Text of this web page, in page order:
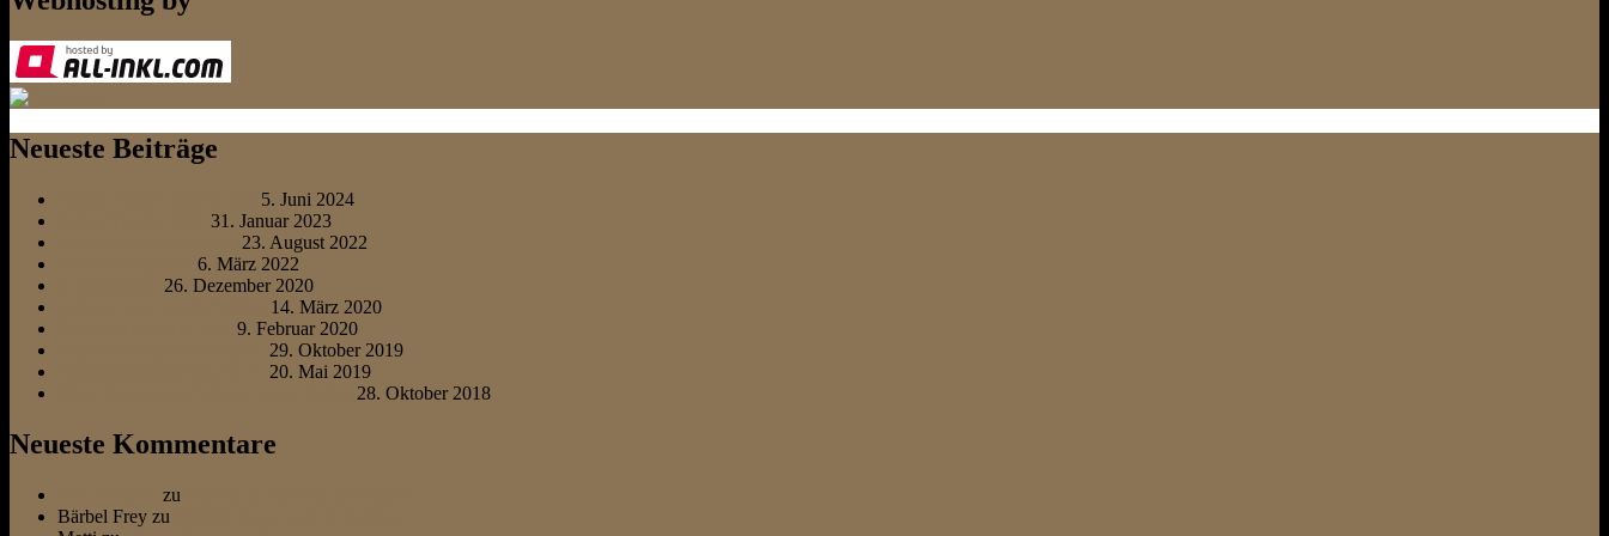
Neueste Beiträge
5. Juni 2024
31. Januar 2023
23. August 2022
6. März 2022
26. Dezember 2020
14. März 2020
9. Februar 2020
29. Oktober 2019
20. Mai 2019
28. Oktober 2018
Neueste Kommentare
zu
Bärbel Frey zu